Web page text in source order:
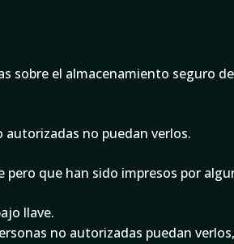
sobre el almacenamiento seguro
autorizadas no puedan verlos.
que han sido impresos por
llave.
no autorizadas puedan